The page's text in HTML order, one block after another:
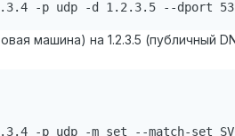
машина) на 1.2.3.5 (публичный